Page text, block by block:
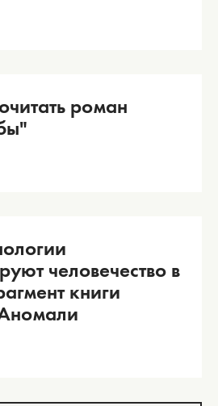
роман
человечество в
книги